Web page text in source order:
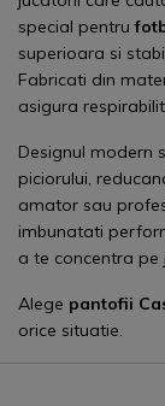
special pentru
superioara si
Fabricati din
asigura
Designul modern
piciorului,
amator sau
imbunatati
a te concentra pe
Alege pantofii
orice situatie.